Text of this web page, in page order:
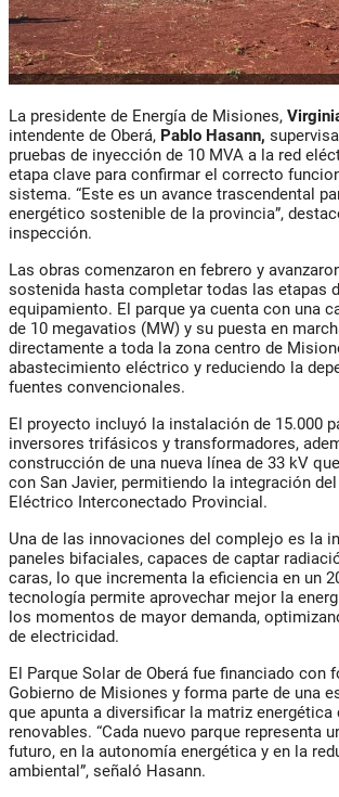
La presidente de Energía de Misiones,
intendente de Oberá, Pablo Hasann,
pruebas de inyección de 10 MVA a la red
etapa clave para confirmar el correcto
sistema. “Este es un avance trascendental
energético sostenible de la provincia”,
inspección.
Las obras comenzaron en febrero y
sostenida hasta completar todas las etapas
equipamiento. El parque ya cuenta con una
de 10 megavatios (MW) y su puesta en
directamente a toda la zona centro de
abastecimiento eléctrico y reduciendo la
fuentes convencionales.
El proyecto incluyó la instalación de 15.000
inversores trifásicos y transformadores,
construcción de una nueva línea de 33 kV
con San Javier, permitiendo la integración
Eléctrico Interconectado Provincial.
Una de las innovaciones del complejo es la
paneles bifaciales, capaces de captar
caras, lo que incrementa la eficiencia en un
tecnología permite aprovechar mejor la
los momentos de mayor demanda,
de electricidad.
El Parque Solar de Oberá fue financiado con
Gobierno de Misiones y forma parte de una
que apunta a diversificar la matriz energética
renovables. “Cada nuevo parque representa
futuro, en la autonomía energética y en la
ambiental”, señaló Hasann.